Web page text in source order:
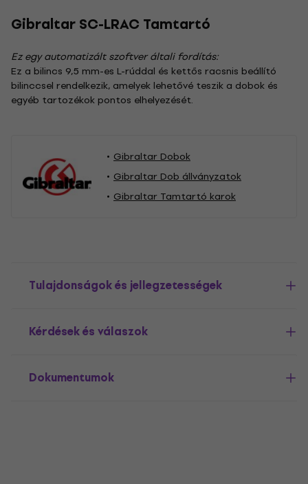
Gibraltar SC-LRAC Tamtartó
Ez egy automatizált szoftver általi fordítás:
Ez a bilincs 9,5 mm-es L-rúddal és kettős racsnis beállító
bilinccsel rendelkezik, amelyek lehetővé teszik a dobok és
egyéb tartozékok pontos elhelyezését.
Gibraltar Dobok
Gibraltar Dob állványzatok
Gibraltar Tamtartó karok
Tulajdonságok és jellegzetességek
Kérdések és válaszok
Dokumentumok